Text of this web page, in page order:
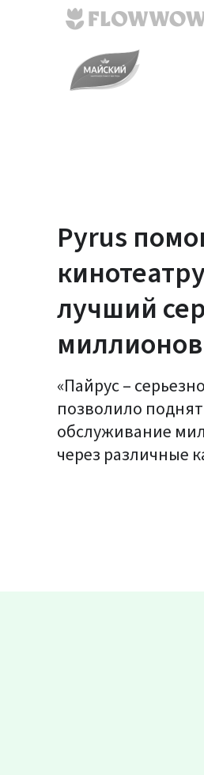
Pyrus
лучший
«Пайрус –
позволило
обслуживание
через различные